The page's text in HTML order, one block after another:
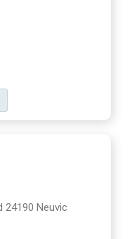
24190 Neuvic